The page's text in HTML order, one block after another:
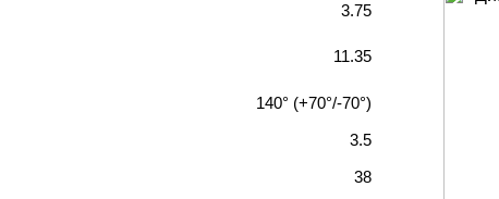
3.75
11.35
140° (+70°/-70°)
3.5
38